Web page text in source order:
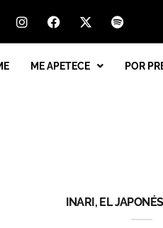
ME APETECE POR
INARI, EL